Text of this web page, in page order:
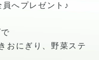
員へプレゼント♪
おにぎり、野菜ステ